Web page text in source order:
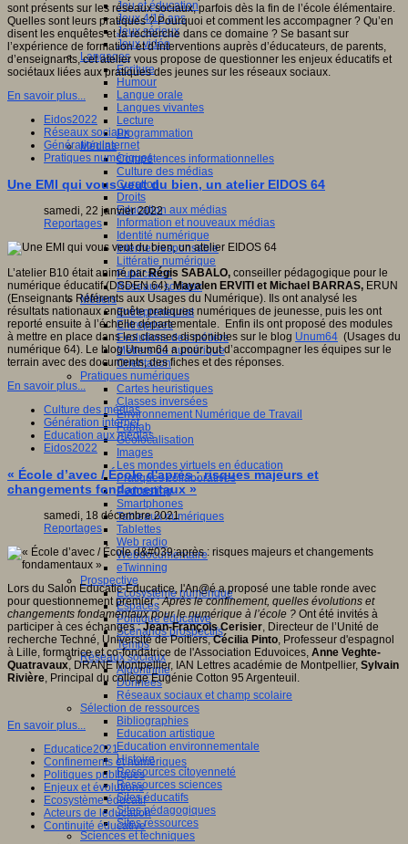
Jeu et éducation
Jeux 4/12 ans
Jeux sérieux
Jeux vidéo
Langages
Ecriture
Humour
Langue orale
Langues vivantes
Lecture
Programmation
Médias
Compétences informationnelles
Culture des médias
Curation
Droits
Education aux médias
Information et nouveaux médias
Identité numérique
Internet responsable
Littératie numérique
Publication
Réseaux sociaux
Métiers
Entrepreneuriat
Entreprises
Evolutions des métiers
Métiers du numérique
Orientation
Pratiques numériques
Cartes heuristiques
Classes inversées
Environnement Numérique de Travail
Fablab
Géolocalisation
Images
Les mondes virtuels en éducation
Pratiques collaboratives
Podcasting
Smartphones
Tableaux numériques
Tablettes
Web radio
Webdocumentaire
eTwinning
Prospective
Ecosystème numérique
Espaces
Politique éducative
Scénarios prospectifs
Temps
Réseaux sociaux
Algorithme
Données
Réseaux sociaux et champ scolaire
Sélection de ressources
Bibliographies
Education artistique
Education environnementale
Histoire
Ressources citoyenneté
Ressources sciences
Sites éducatifs
Sites pédagogiques
Sites ressources
Sciences et techniques
sont présents sur les réseaux sociaux, parfois dès la fin de l’école élémentaire.
Quelles sont leurs pratiques ? Pourquoi et comment les accompagner ? Qu’en
disent les enquêtes et la recherche dans ce domaine ? Se basant sur
l’expérience de formation et d’interventions auprès d’éducateurs, de parents,
d’enseignants, cet atelier vous propose de questionner les enjeux éducatifs et
sociétaux liées aux pratiques des jeunes sur les réseaux sociaux.
En savoir plus...
Eidos2022
Réseaux sociaux
Génération internet
Pratiques numériques
Une EMI qui vous veut du bien, un atelier EIDOS 64
samedi, 22 janvier 2022
Reportages
L’atelier B10 était animé parRégis SABALO, conseiller pédagogique pour le
numérique éducatif (DSDEN 64),Mayalen ERVITI et Michael BARRAS, ERUN
(Enseignants Référents aux Usages du Numérique). Ils ont analysé les
résultats nationaux enquête pratiques numériques de jeunesse, puis les ont
reporté ensuite à l’échelle départementale. Enfin ils ont proposé des modules
à mettre en place dans les classes disponibles sur le blog Unum64 (Usages du
numérique 64). Le blog Unum64 a pour but d’accompagner les équipes sur le
terrain avec des documents, des fiches et des réponses.
En savoir plus...
Culture des médias
Génération internet
Education aux médias
Eidos2022
« École d’avec / École d'après : risques majeurs et
changements fondamentaux »
samedi, 18 décembre 2021
Reportages
Lors du Salon Educatic-Educatice, l'An@é a proposé une table ronde avec
pour questionnement premier :Après le confinement, quelles évolutions et
changements fondamentaux pour le numérique à l’école ? Ont été invités à
participer à ces échanges :Jean-François Cerisier, Directeur de l’Unité de
recherche Techné, Université de Poitiers,Cécilia Pinto, Professeur d'espagnol
à Lille, formatrice et co-fondatrice de l'Association Eduvoices, Anne Veghte-
Quatravaux, DRANE Montpellier, IAN Lettres académie de Montpellier, Sylvain
Rivière, Principal du collège Eugénie Cotton 95 Argenteuil.
En savoir plus...
Educatice2021
Confinements et numériques
Politiques publiques
Enjeux et évolutions
Ecosystème éducatif
Acteurs de leducation
Continuité éducative